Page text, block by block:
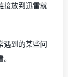
接放到迅雷就
遇到的某些问